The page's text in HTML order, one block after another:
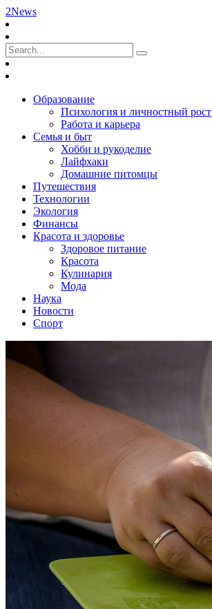
2News
Образование
Психология и личностный рост
Работа и карьера
Семья и быт
Хобби и рукоделие
Лайфхаки
Домашние питомцы
Путешествия
Технологии
Экология
Финансы
Красота и здоровье
Здоровое питание
Красота
Кулинария
Мода
Наука
Новости
Спорт